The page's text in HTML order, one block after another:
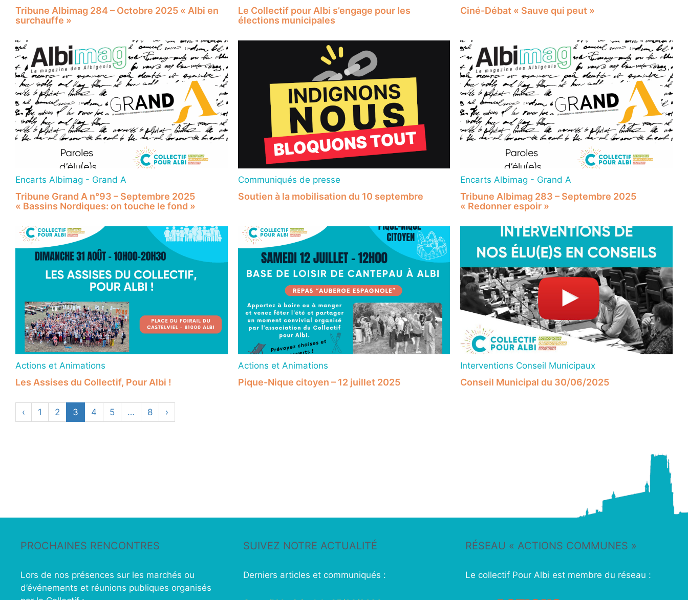
Tribune Albimag 284 – Octobre 2025 « Albi en
surchauffe »
Le Collectif pour Albi s’engage pour les
élections municipales
Ciné-Débat « Sauve qui peut »
Encarts Albimag - Grand A
Tribune Grand A n°93 – Septembre 2025
« Bassins Nordiques: on touche le fond »
Communiqués de presse
Soutien à la mobilisation du 10 septembre
Encarts Albimag - Grand A
Tribune Albimag 283 – Septembre 2025
« Redonner espoir »
Actions et Animations
Les Assises du Collectif, Pour Albi !
Actions et Animations
Pique-Nique citoyen – 12 juillet 2025
Interventions Conseil Municipaux
Conseil Municipal du 30/06/2025
‹ 1 2 3 4 5 … 8 ›
PROCHAINES RENCONTRES
Lors de nos présences sur les marchés ou
d’événements et réunions publiques organisés
SUIVEZ NOTRE ACTUALITÉ
Derniers articles et communiqués :
RÉSEAU « ACTIONS COMMUNES »
Le collectif Pour Albi est membre du réseau :